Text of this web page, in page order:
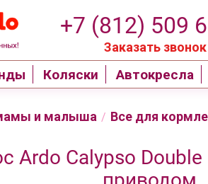
+7 (812) 509
Заказать звонок
Коляски Автокресла
и малыша / Все для
Ardo Calypso